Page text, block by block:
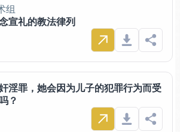
组
宣礼的教法律列
淫罪，她会因为儿子的犯罪行为而受
？